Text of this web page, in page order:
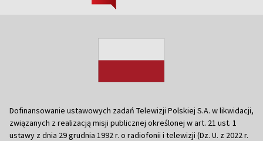
Dofinansowanie ustawowych zadań Telewizji Polskiej S.A. w likwidacji,
związanych z realizacją misji publicznej określonej w art. 21 ust. 1
ustawy z dnia 29 grudnia 1992 r. o radiofonii i telewizji (Dz. U. z 2022 r.